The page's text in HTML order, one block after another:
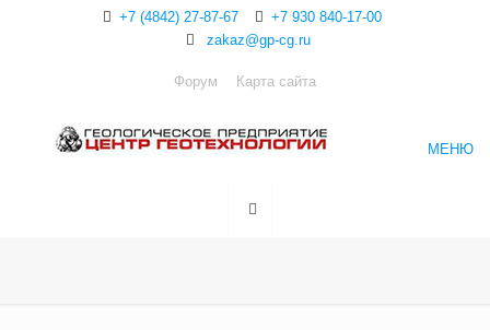
+7 (4842) 27-87-67
+7 930 840-17-00
zakaz@gp-cg.ru
Форум Карта сайта
МЕНЮ